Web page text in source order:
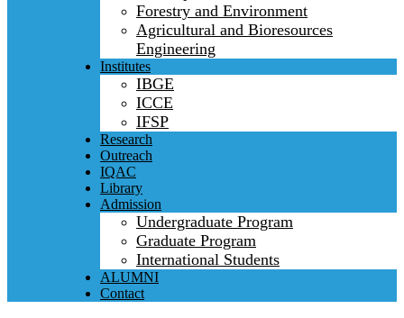
Forestry and Environment
Agricultural and Bioresources
Engineering
Institutes
IBGE
ICCE
IFSP
Research
Outreach
IQAC
Library
Admission
Undergraduate Program
Graduate Program
International Students
ALUMNI
Contact